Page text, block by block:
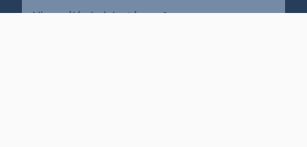
Visszaélés bejelentése(külső oldalra ugrik)